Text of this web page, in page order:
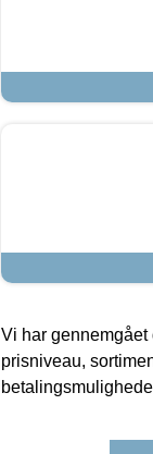
Vi har
prisniveau,